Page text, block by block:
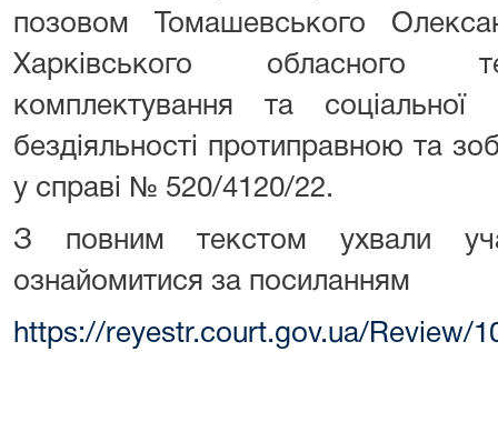
позовом Томашевського
Харківського обласного
комплектування та
бездіяльності протиправною та
у справі № 520/4120/22.
З повним текстом ухвали
ознайомитися за посиланням
https://reyestr.court.gov.ua/Review/